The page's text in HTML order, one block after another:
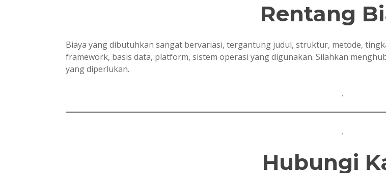
Rentang
Biaya yang dibutuhkan sangat bervariasi, tergantung judul, struktur, metode,
framework, basis data, platform, sistem operasi yang digunakan. Silahkan
yang diperlukan.
.
.
Hubungi